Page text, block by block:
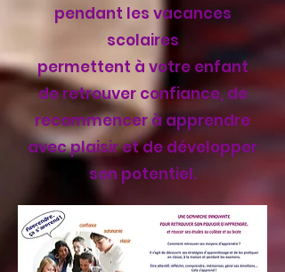
pendant les vacances
scolaires
permettent à votre enfant
de retrouver confiance, de
recommencer à apprendre
avec plaisir et de développer
son potentiel.